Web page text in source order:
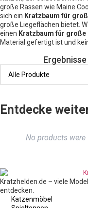
große Rassen wie Maine
sich ein Kratzbaum für
große Liegeflächen bietet.
einen Kratzbaum für große
Material gefertigt ist und
Entdecke
No products
Kratzhelden.de – viele
entdecken.
Katzenmöbel